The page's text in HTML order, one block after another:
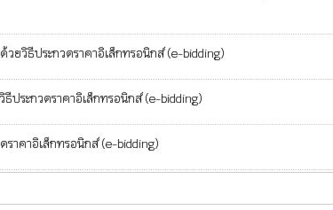
วยวิธีประกวดราคาอิเล็กทรอนิกส์ (e-bidding)
ระกวดราคาอิเล็กทรอนิกส์ (e-bidding)
าคาอิเล็กทรอนิกส์ (e-bidding)